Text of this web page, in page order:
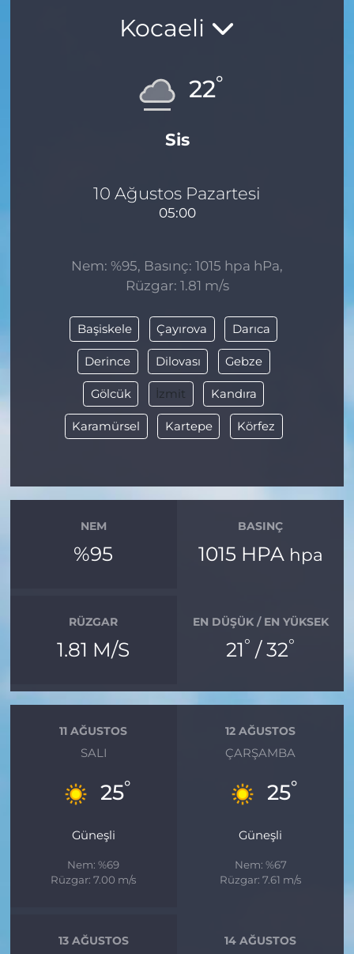
Kocaeli
22°
Sis
10 Ağustos Pazartesi
05:00
Nem: %95, Basınç: 1015 hpa hPa,
Rüzgar: 1.81 m/s
Başiskele Çayırova Darıca
Derince Dilovası Gebze
Gölcük İzmit Kandıra
Karamürsel Kartepe Körfez
NEM
%95
BASINÇ
1015 HPA hpa
RÜZGAR
1.81 M/S
EN DÜŞÜK / EN YÜKSEK
21° / 32°
11 AĞUSTOS
SALI
25°
Güneşli
Nem: %69
Rüzgar: 7.00 m/s
12 AĞUSTOS
ÇARŞAMBA
25°
Güneşli
Nem: %67
Rüzgar: 7.61 m/s
13 AĞUSTOS
14 AĞUSTOS
GÜNCEL